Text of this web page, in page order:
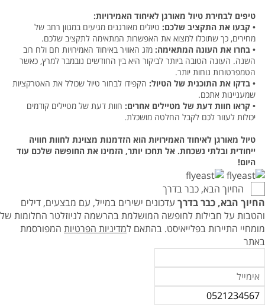
טיפים לבחירת טיול מאורגן לאיחוד האמירויות:
• קבעו את התקציב שלכם: טיולים מאורגנים מגיעים במגוון רחב של
מחירים, כך שתוכלו למצוא את האפשרות המתאימה לתקציב שלכם.
• בחרו את העונה המתאימה: מזג האוויר באיחוד האמירויות חם ולח רוב
השנה. העונה הטובה ביותר לביקור היא בין החודשים נובמבר למרץ, כאשר
הטמפרטורות נוחות יותר.
• בדקו את התוכנית של הטיול: הקפידו לבחור טיול שכולל את האטרקציות
שמעניינות אתכם.
• קראו חוות דעת של מטיילים אחרים: חוות דעת של מטיילים קודמים
יכולות לעזור לכם לקבל החלטה מושכלת.
טיול מאורגן לאיחוד האמירויות הוא הזדמנות מצוינת לחוות חוויה
ייחודית ובלתי נשכחת. אל תחכו יותר, הזמינו את החופשה שלכם עוד
היום!
החיוך הבא, כבר בדרך
החיוך הבא, כבר בדרך עדכונים ישירים במייל, עם מבצעים, דילים
והטבות על חבילות לחופשה המושלמת בהרשמה לניוזלטר החלומות של
מומחיי התיירות בפלייאיסט. בהתאם למדיניות הפרטיות המפורסמת
באתר